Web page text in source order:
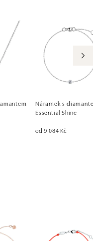
Náramek s
Essential Shine
od 9 084 Kč